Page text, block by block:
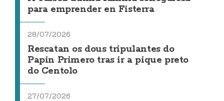
para emprender en Fisterra
28/07/2026
Rescatan os dous tripulantes do
Papin Primero tras ir a pique preto
do Centolo
27/07/2026